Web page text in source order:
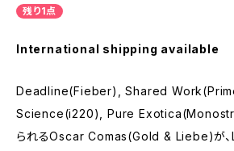
残り1点
International shipping available
Deadline(Fieber), Shared
Science(i220), Pure
られるOscar Comas(Gold & Liebe)が、